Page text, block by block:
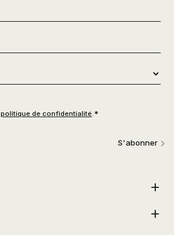
politique de confidentialité.*
S'abonner